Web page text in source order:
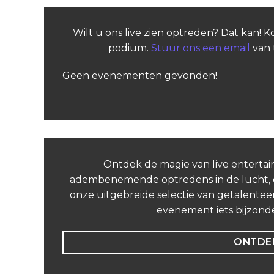
Wilt u ons live zien optreden? Dat kan!
podium. Stuur ons een email van
Geen evenementen gevonden!
Ontdek de magie van live
adembenemende optredens in de
onze uitgebreide selectie van
evenement iets